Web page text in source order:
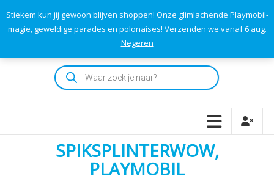
Stiekem kun jij gewoon blijven shoppen! Onze glimlachende Playmobil-
magie, geweldige parades en polonaises! Verzenden we vanaf 6 aug.
Negeren
content
Playmodok
Tweedehands
dromen
voor
TOTAAL
Producten
zoeken
SPIKSPLINTERWOW,
PLAYMOBIL